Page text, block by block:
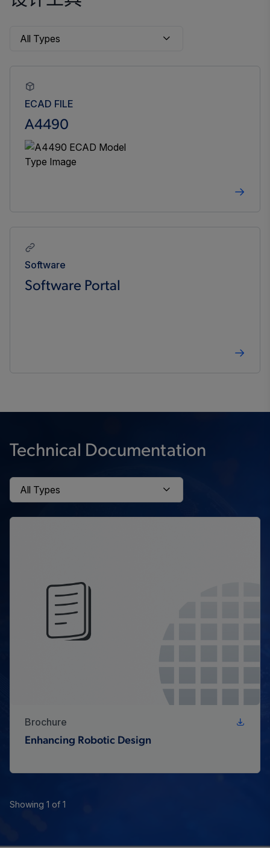
ECAD FILE
A4490
Software
Software Portal
Technical Documentation
Brochure
Enhancing Robotic Design
Showing 1 of 1